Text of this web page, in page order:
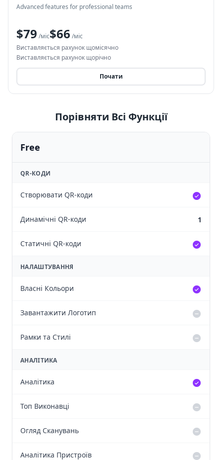
Advanced features for professional teams
$79 /міс$66 /міс
Виставляється рахунок щомісячно
Виставляється рахунок щорічно
Почати
Порівняти Всі Функції
Free
QR-КОДИ
Створювати QR-коди
Динамічні QR-коди 1
Статичні QR-коди
НАЛАШТУВАННЯ
Власні Кольори
Завантажити Логотип
Рамки та Стилі
АНАЛІТИКА
Аналітика
Топ Виконавці
Огляд Сканувань
Аналітика Пристроїв